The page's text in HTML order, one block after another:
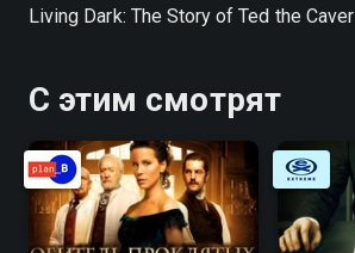
Living Dark: The Story of Ted the Caver
С этим смотрят